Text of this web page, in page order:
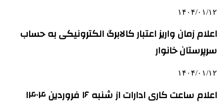
۱۴۰۴/۰۱/۱۲
اعلام زمان واریز اعتبار کالابرگ الکترونیکی به حساب
سرپرستان خانوار
۱۴۰۴/۰۱/۱۲
اعلام ساعت کاری ادارات از شنبه ۱۶ فروردین ۱۴۰۴